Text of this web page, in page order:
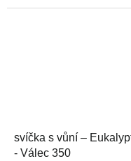
hoření: 166 hRozměry V/
svíčka s vůní –
- Válec 350